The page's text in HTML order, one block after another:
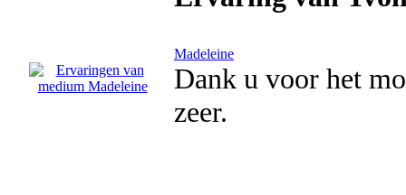
Madeleine
Dank u voor het
zeer.